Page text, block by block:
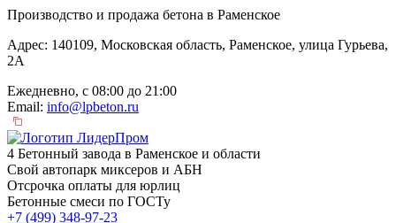
Производство и продажа бетона в Раменское
Адрес: 140109, Московская область, Раменское, улица Гурьева,
2А
Ежедневно, с 08:00 до 21:00
Email: info@lpbeton.ru
4 Бетонный завода в Раменское и области
Свой автопарк миксеров и АБН
Отсрочка оплаты для юрлиц
Бетонные смеси по ГОСТу
+7 (499) 348-97-23